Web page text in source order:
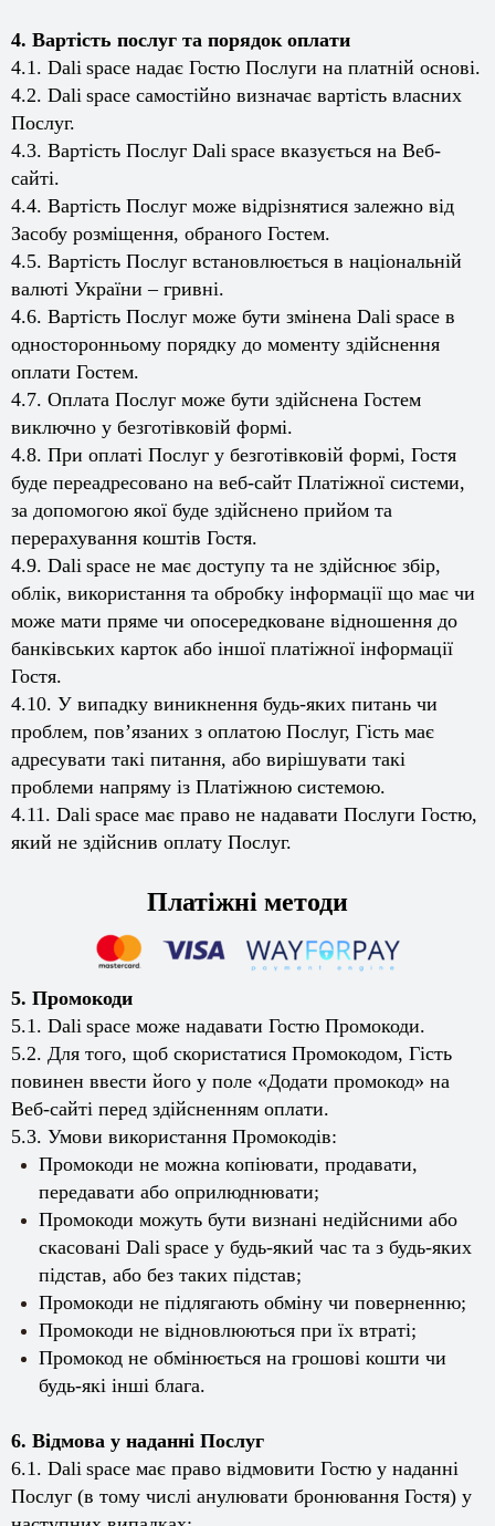
4. Вартість послуг та порядок оплати
4.1. Dali space надає Гостю Послуги на платній основі.
4.2. Dali space самостійно визначає вартість власних
Послуг.
4.3. Вартість Послуг Dali space вказується на Веб-
сайті.
4.4. Вартість Послуг може відрізнятися залежно від
Засобу розміщення, обраного Гостем.
4.5. Вартість Послуг встановлюється в національній
валюті України – гривні.
4.6. Вартість Послуг може бути змінена Dali space в
односторонньому порядку до моменту здійснення
оплати Гостем.
4.7. Оплата Послуг може бути здійснена Гостем
виключно у безготівковій формі.
4.8. При оплаті Послуг у безготівковій формі, Гостя
буде переадресовано на веб-сайт Платіжної системи,
за допомогою якої буде здійснено прийом та
перерахування коштів Гостя.
4.9. Dali space не має доступу та не здійснює збір,
облік, використання та обробку інформації що має чи
може мати пряме чи опосередковане відношення до
банківських карток або іншої платіжної інформації
Гостя.
4.10. У випадку виникнення будь-яких питань чи
проблем, пов’язаних з оплатою Послуг, Гість має
адресувати такі питання, або вирішувати такі
проблеми напряму із Платіжною системою.
4.11. Dali space має право не надавати Послуги Гостю,
який не здійснив оплату Послуг.
Платіжні методи
5. Промокоди
5.1. Dali space може надавати Гостю Промокоди.
5.2. Для того, щоб скористатися Промокодом, Гість
повинен ввести його у поле «Додати промокод» на
Веб-сайті перед здійсненням оплати.
5.3. Умови використання Промокодів:
Промокоди не можна копіювати, продавати,
передавати або оприлюднювати;
Промокоди можуть бути визнані недійсними або
скасовані Dali space у будь-який час та з будь-яких
підстав, або без таких підстав;
Промокоди не підлягають обміну чи поверненню;
Промокоди не відновлюються при їх втраті;
Промокод не обмінюється на грошові кошти чи
будь-які інші блага.
6. Відмова у наданні Послуг
6.1. Dali space має право відмовити Гостю у наданні
Послуг (в тому числі анулювати бронювання Гостя) у